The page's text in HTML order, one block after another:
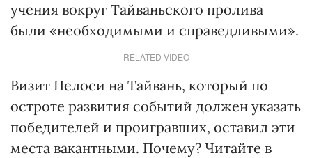
учения вокруг Тайваньского пролива
были «необходимыми и справедливыми».
RELATED VIDEO
Визит Пелоси на Тайвань, который по
остроте развития событий должен указать
победителей и проигравших, оставил эти
места вакантными. Почему? Читайте в